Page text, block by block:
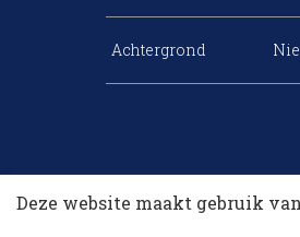
Achtergrond
Deze website maakt gebruik